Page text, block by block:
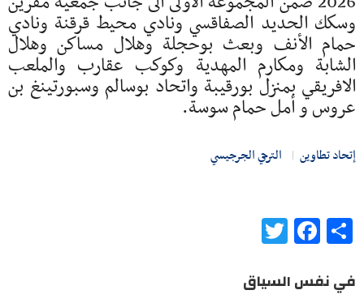
وسكك الحديد الصفاقسي ونادي محيط قرقنة ونادي
حمام الأنف وبعث بوحجلة وهلال مساكن وهلال
الشابة ومكارم المهدية وكوكب عقارب والملعب
الافريقي بمنزل بورقيبة واتحاد بوسالم وسبورتينغ بن
عروس و أمل حمام سوسة.
إتحاد تطاوين الترجي الجرجيسي
Share
Facebook
في نفس السياق